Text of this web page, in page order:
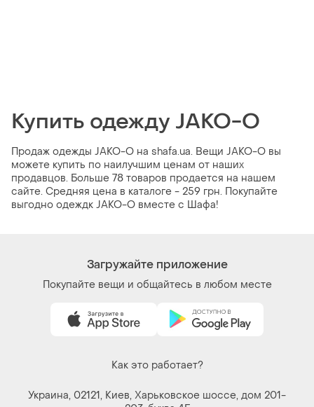
Купить одежду JAKO-O
Продаж одежды JAKO-O на shafa.ua. Вещи JAKO-O вы
можете купить по наилучшим ценам от наших
продавцов. Больше 78 товаров продается на нашем
сайте. Средняя цена в каталоге - 259 грн. Покупайте
выгодно одеждк JAKO-O вместе с Шафа!
Загружайте приложение
Покупайте вещи и общайтесь в любом месте
Как это работает?
Украина, 02121, Киев, Харьковское шоссе, дом 201-